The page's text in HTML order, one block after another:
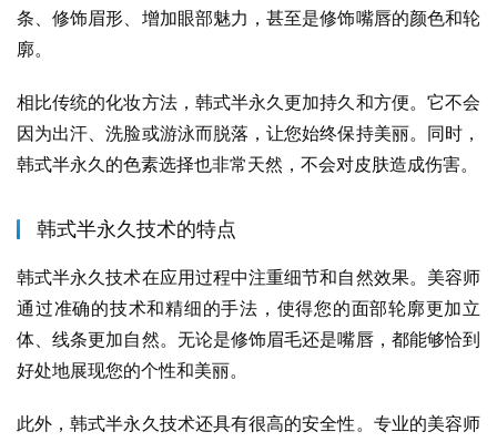
条、修饰眉形、增加眼部魅力，甚至是修饰嘴唇的颜色和轮
廓。
相比传统的化妆方法，韩式半永久更加持久和方便。它不会
因为出汗、洗脸或游泳而脱落，让您始终保持美丽。同时，
韩式半永久的色素选择也非常天然，不会对皮肤造成伤害。
韩式半永久技术的特点
韩式半永久技术在应用过程中注重细节和自然效果。美容师
通过准确的技术和精细的手法，使得您的面部轮廓更加立
体、线条更加自然。无论是修饰眉毛还是嘴唇，都能够恰到
好处地展现您的个性和美丽。
此外，韩式半永久技术还具有很高的安全性。专业的美容师